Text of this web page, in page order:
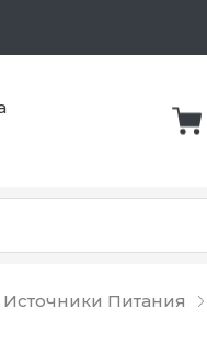
Источники Питания